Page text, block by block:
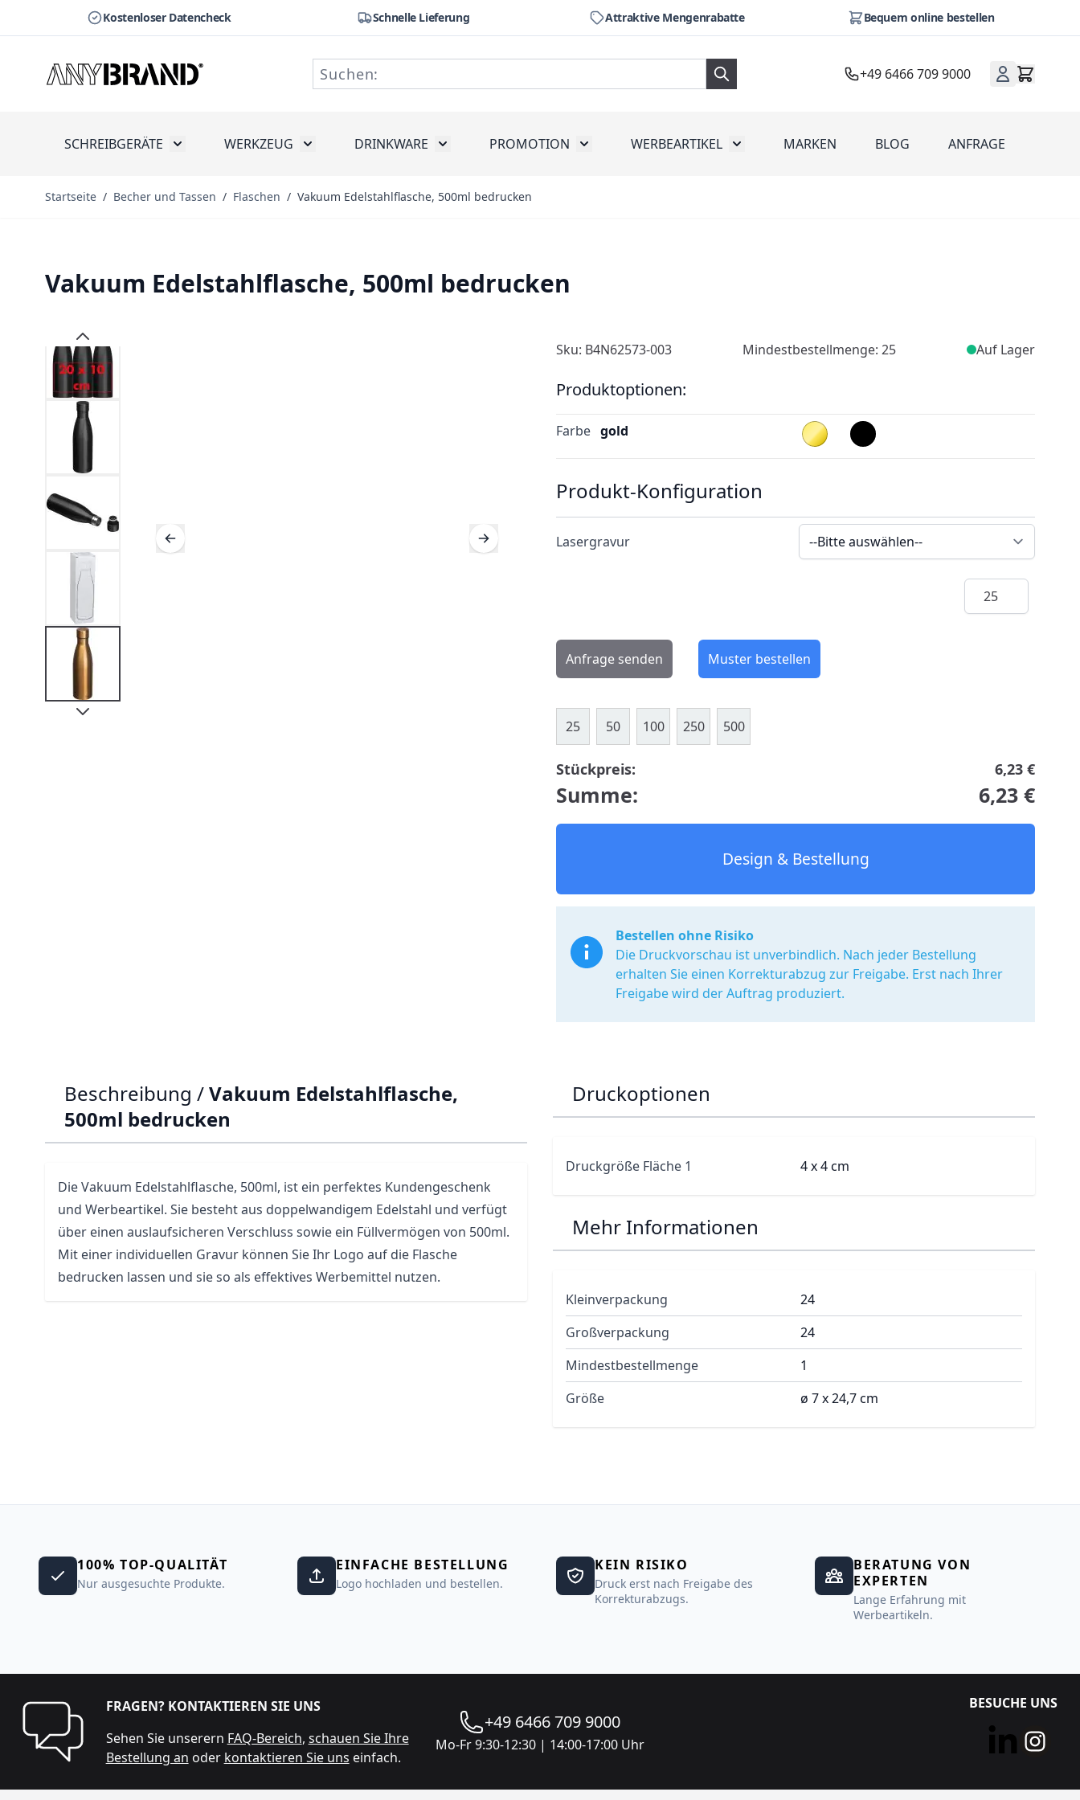
Kostenloser Datencheck Schnelle Lieferung Attraktive Mengenrabatte Bequem online bestellen
+49 6466 709 9000
SCHREIBGERÄTE Toggle submenu for Schreibgeräte
WERKZEUG Toggle submenu for Werkzeug
DRINKWARE Toggle submenu for Drinkware
PROMOTION Toggle submenu for Promotion
WERBEARTIKEL Toggle submenu for Werbeartikel
MARKEN BLOG ANFRAGE
Startseite / Becher und Tassen / Flaschen / Vakuum Edelstahlflasche, 500ml bedrucken
Vakuum Edelstahlflasche, 500ml bedrucken
Sku: B4N62573-003 Mindestbestellmenge: 25 Auf Lager
Produktoptionen:
Farbe gold
Produkt-Konfiguration
Lasergravur
Menge
Anfrage senden Muster bestellen
25 50 100 250 500
Stückpreis: 6,23 €
Summe: 6,23 €
Design & Bestellung
Bestellen ohne Risiko
Die Druckvorschau ist unverbindlich. Nach jeder Bestellung
erhalten Sie einen Korrekturabzug zur Freigabe. Erst nach Ihrer
Freigabe wird der Auftrag produziert.
Beschreibung /Vakuum Edelstahlflasche,
500ml bedrucken
Die Vakuum Edelstahlflasche, 500ml, ist ein perfektes Kundengeschenk
und Werbeartikel. Sie besteht aus doppelwandigem Edelstahl und verfügt
über einen auslaufsicheren Verschluss sowie ein Füllvermögen von 500ml.
Mit einer individuellen Gravur können Sie Ihr Logo auf die Flasche
bedrucken lassen und sie so als effektives Werbemittel nutzen.
Druckoptionen
Druckgröße Fläche 1 4 x 4 cm
Mehr Informationen
Kleinverpackung
24
Großverpackung
24
Mindestbestellmenge
1
Größe
ø 7 x 24,7 cm
100% TOP-QUALITÄT
Nur ausgesuchte Produkte.
EINFACHE BESTELLUNG
Logo hochladen und bestellen.
KEIN RISIKO
Druck erst nach Freigabe des
Korrekturabzugs.
BERATUNG VON
EXPERTEN
Lange Erfahrung mit
Werbeartikeln.
FRAGEN? KONTAKTIEREN SIE UNS
Sehen Sie unserern FAQ-Bereich, schauen Sie Ihre
Bestellung an oder kontaktieren Sie uns einfach.
+49 6466 709 9000
Mo-Fr 9:30-12:30 | 14:00-17:00 Uhr
BESUCHE UNS